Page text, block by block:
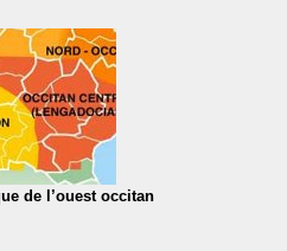
de l’ouest occitan